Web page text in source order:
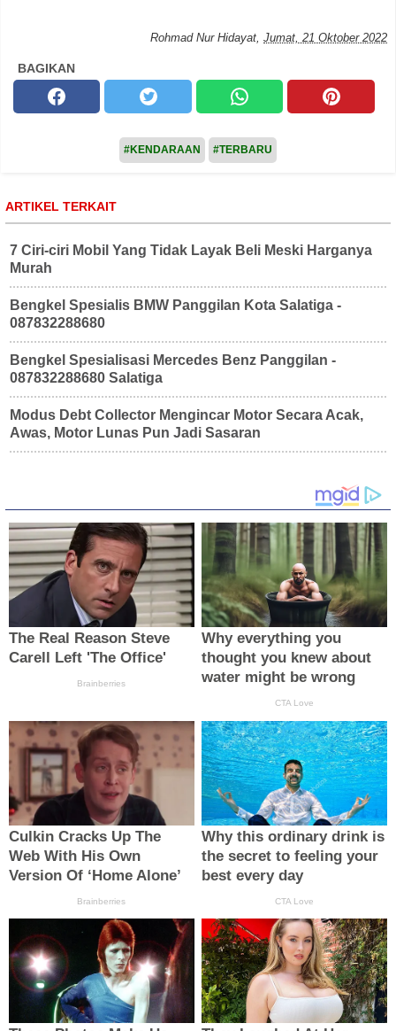
Rohmad Nur Hidayat, Jumat, 21 Oktober 2022
BAGIKAN
#KENDARAAN #TERBARU
ARTIKEL TERKAIT
7 Ciri-ciri Mobil Yang Tidak Layak Beli Meski Harganya
Murah
Bengkel Spesialis BMW Panggilan Kota Salatiga -
087832288680
Bengkel Spesialisasi Mercedes Benz Panggilan -
087832288680 Salatiga
Modus Debt Collector Mengincar Motor Secara Acak,
Awas, Motor Lunas Pun Jadi Sasaran